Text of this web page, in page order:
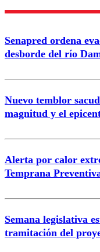
Senapred ordena
desborde del río
Nuevo temblor
magnitud y el
Alerta por calor
Temprana
Semana legislativa
tramitación del